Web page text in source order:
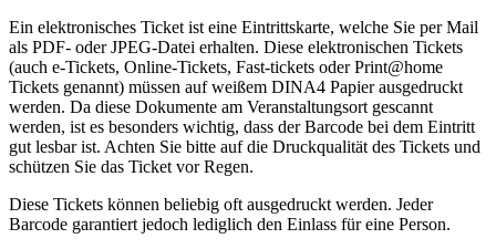
Ein elektronisches Ticket ist eine Eintrittskarte, welche Sie per Mail
als PDF- oder JPEG-Datei erhalten. Diese elektronischen Tickets
(auch e-Tickets, Online-Tickets, Fast-tickets oder Print@home
Tickets genannt) müssen auf weißem DINA4 Papier ausgedruckt
werden. Da diese Dokumente am Veranstaltungsort gescannt
werden, ist es besonders wichtig, dass der Barcode bei dem Eintritt
gut lesbar ist. Achten Sie bitte auf die Druckqualität des Tickets und
schützen Sie das Ticket vor Regen.
Diese Tickets können beliebig oft ausgedruckt werden. Jeder
Barcode garantiert jedoch lediglich den Einlass für eine Person.